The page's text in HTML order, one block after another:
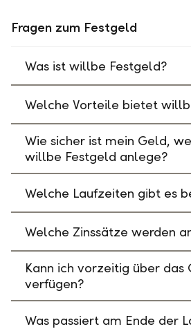
Fragen zum Festgeld
Was ist willbe Festgeld?
Welche Vorteile bietet
Wie sicher ist mein Geld,
willbe Festgeld anlege?
Welche Laufzeiten gibt es
Welche Zinssätze werden
Kann ich vorzeitig über das
verfügen?
Was passiert am Ende der